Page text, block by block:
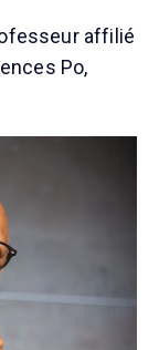
affilié
Po,